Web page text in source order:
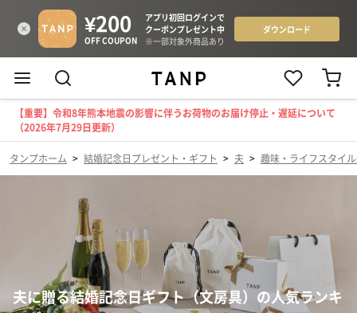
【重要】令和8年熊本地震の影響に伴うお荷物のお届け停止・遅延について
（2026年7月29日更新）
タンプホーム > 結婚記念日プレゼント・ギフト > 夫 > 趣味・ライフスタイ
夫に贈る結婚記念日ギフト（文房具）の人気ランキ